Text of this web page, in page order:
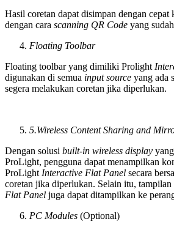
Hasil coretan dapat disimpan dengan cepat
dengan cara scanning QR Code yang
Floating Toolbar
Floating toolbar yang dimiliki Prolight
digunakan di semua input source yang ada
segera melakukan coretan jika diperlukan.
5.Wireless Content Sharing and
Dengan solusi built-in wireless display
ProLight, pengguna dapat menampilkan
ProLight Interactive Flat Panel secara
coretan jika diperlukan. Selain itu,
Flat Panel juga dapat ditampilkan ke
PC Modules (Optional)